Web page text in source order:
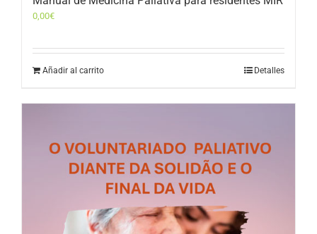
0,00€
Añadir al carrito Detalles